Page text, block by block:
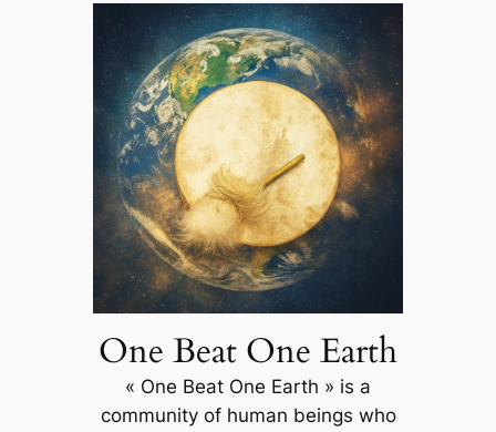
One Beat One Earth
« One Beat One Earth » is a
community of human beings who